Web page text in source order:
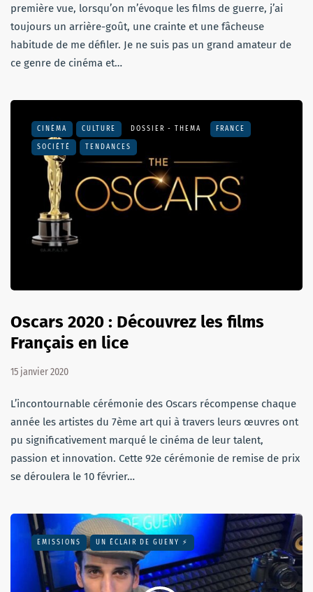
première vue, lorsqu’on m’évoque les films de guerre, j’ai
toujours un arrière-goût, une crainte et une fâcheuse
habitude de me défiler. Je ne suis pas un grand amateur de
ce genre de cinéma et…
CINÉMA CULTURE DOSSIER - THEMA FRANCE
SOCIÉTÉ TENDANCES
Oscars 2020 : Découvrez les films
Français en lice
15 janvier 2020
L’incontournable cérémonie des Oscars récompense chaque
année les artistes du 7ème art qui à travers leurs œuvres ont
pu significativement marqué le cinéma de leur talent,
passion et innovation. Cette 92e cérémonie de remise de prix
se déroulera le 10 février…
EMISSIONS UN ÉCLAIR DE GUENY ⚡️